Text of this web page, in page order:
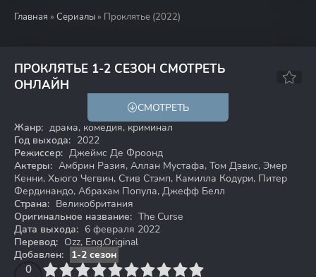
Главная » Сериалы » Проклятье (2022)
ПРОКЛЯТЬЕ 1-2 СЕЗОН СМОТРЕТЬ
ОНЛАЙН
СМОТРЕТЬ
Жанр: драма, комедия, криминал
Год выхода: 2022
Режиссер: Джеймс Де Фроонд
Актеры: Амбрин Разия, Аллан Мустафа, Том Дэвис, Эмер
Кенни, Хьюго Чегвин, Стив Стэмп, Камилла Кодури, Питер
Фердинандо, Абрахам Попула, Джефф Белл
Страна: Великобритания
Оригинальное название: The Curse
Дата выхода: 6 февраля 2022
Перевод: Ozz, Eng.Original
Добавлен:
1-2 сезон
0
4 6 7 8 9 10